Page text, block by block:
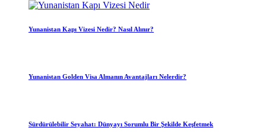
Yunanistan Kapı Vizesi Nedir? Nasıl Alınır?
Yunanistan Golden Visa Almanın Avantajları Nelerdir?
Sürdürülebilir Seyahat: Dünyayı Sorumlu Bir Şekilde Keşfetmek